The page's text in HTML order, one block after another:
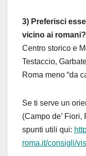
3) Preferisci
vicino ai romani?
Centro storico e
Testaccio,
Roma meno “da
Se ti serve un
(Campo de’
spunti utili qui:
roma.it/consigli/